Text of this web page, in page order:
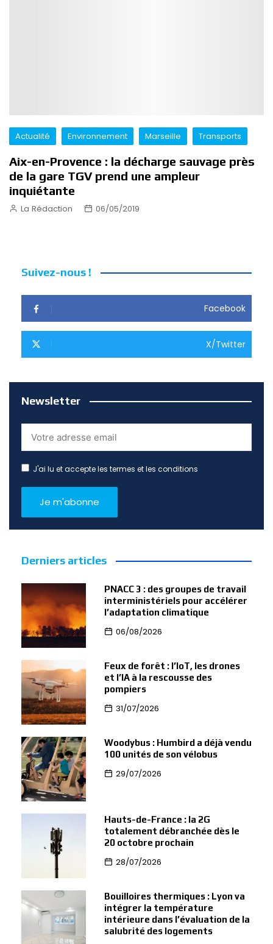
Actualité Environnement Marseille Transports
Aix-en-Provence : la décharge sauvage près
de la gare TGV prend une ampleur
inquiétante
La Rédaction 06/05/2019
Suivez-nous !
Facebook
X/Twitter
Newsletter
J'ai lu et accepte les termes et les conditions
Derniers articles
PNACC 3 : des groupes de travail
interministériels pour accélérer
l’adaptation climatique
06/08/2026
Feux de forêt : l’IoT, les drones
et l’IA à la rescousse des
pompiers
31/07/2026
Woodybus : Humbird a déjà vendu
100 unités de son vélobus
29/07/2026
Hauts-de-France : la 2G
totalement débranchée dès le
20 octobre prochain
28/07/2026
Bouilloires thermiques : Lyon va
intégrer la température
intérieure dans l’évaluation de la
salubrité des logements